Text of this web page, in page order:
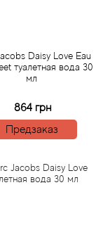
Daisy Love Eau
туалетная вода 30
мл
864 грн
Предзаказ